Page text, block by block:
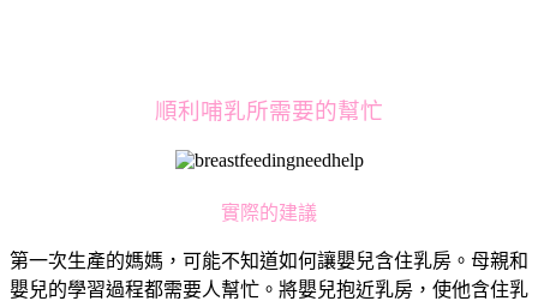
順利哺乳所需要的幫忙
實際的建議
第一次生產的媽媽，可能不知道如何讓嬰兒含住乳房。母親和
嬰兒的學習過程都需要人幫忙。將嬰兒抱近乳房，使他含住乳